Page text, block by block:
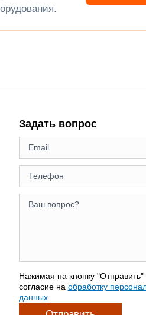
Задать вопрос
Нажимая на кнопку
согласие на обработку
данных.